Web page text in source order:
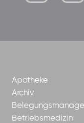
Apotheke
Archiv
Betriebsmedizin